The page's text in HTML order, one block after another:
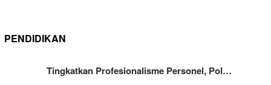
PENDIDIKAN
Tingkatkan Profesionalisme Personel, Pol…